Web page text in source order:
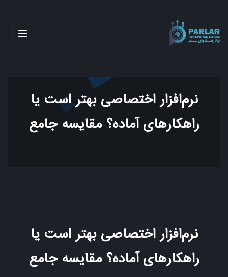
نرم‌افزار اختصاصی بهتر است یا
راهکارهای آماده؟ مقایسه جامع
نرم‌افزار اختصاصی بهتر است یا
راهکارهای آماده؟ مقایسه جامع